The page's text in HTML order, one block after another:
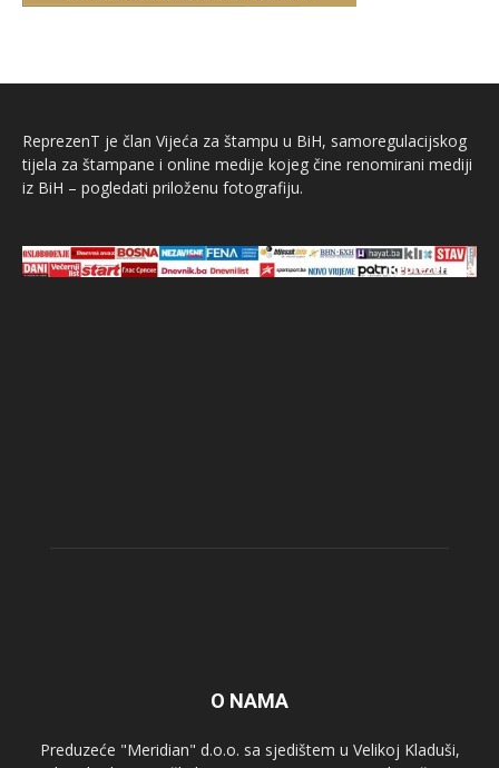
ReprezenT je član Vijeća za štampu u BiH, samoregulacijskog
tijela za štampane i online medije kojeg čine renomirani mediji
iz BiH – pogledati priloženu fotografiju.
O NAMA
Preduzeće "Meridian" d.o.o. sa sjedištem u Velikoj Kladuši,